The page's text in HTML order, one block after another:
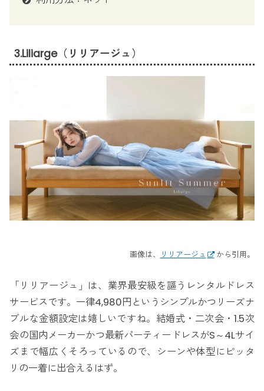
3.Liliarge（リリアージュ）
画像は、 リリアージュ から引用。
「リリアージュ」は、業界最安級を謳うレンタルドレス
サービスです。一律4,980円というシンプルかつリーズナ
ブルな金額設定は嬉しいですね。結婚式・二次会・1.5次
会の国内メーカーかつ最新パーティードレスがS～4Lサイ
ズまで幅広くそろっているので、シーンや体型にピッタ
リの一着に出合えるはず。